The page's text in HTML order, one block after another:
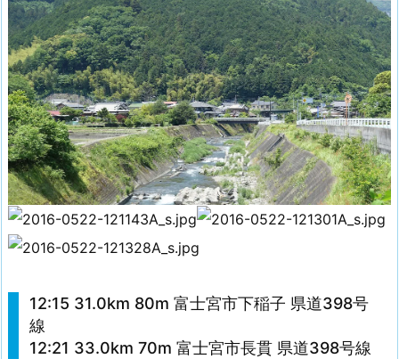
12:15 31.0km 80m 富士宮市下稲子 県道398号
線
12:21 33.0km 70m 富士宮市長貫 県道398号線